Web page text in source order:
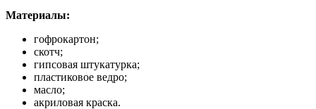
Материалы:
гофрокартон;
скотч;
гипсовая штукатурка;
пластиковое ведро;
масло;
акриловая краска.